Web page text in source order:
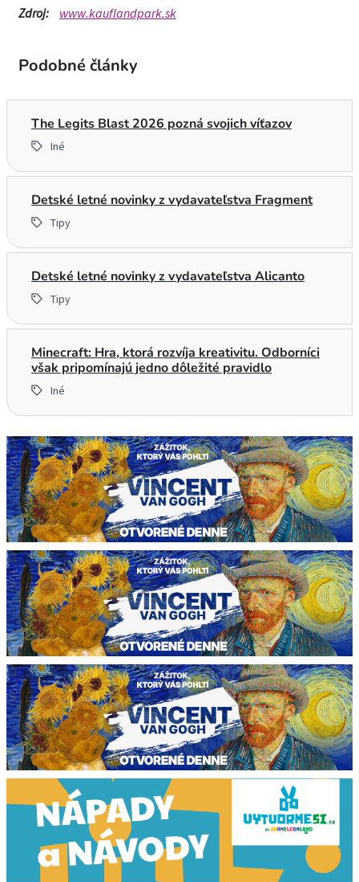
Zdroj: www.kauflandpark.sk
Podobné články
The Legits Blast 2026 pozná svojich víťazov
Iné
Detské letné novinky z vydavateľstva Fragment
Tipy
Detské letné novinky z vydavateľstva Alicanto
Tipy
Minecraft: Hra, ktorá rozvíja kreativitu. Odborníci
však pripomínajú jedno dôležité pravidlo
Iné